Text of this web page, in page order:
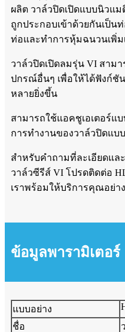
ผลิต วาล์วปิดเปิดแบบนิวแ
ถูกประกอบเข้าด้วยกันเป็นท่
ท่อและทำการหุ้มฉนวนเพิ่
วาล์วปิดเปิดลมรุ่น VI สาม
ปกรณ์อื่นๆ เพื่อให้ได้ฟังก์
หลายยิ่งขึ้น
สามารถใช้แอคชูเอเตอร์แ
การทำงานของวาล์วปิดแ
สำหรับคำถามที่ละเอียดแล
วาล์วซีรีส์ VI โปรดติดต่อ HL
เราพร้อมให้บริการคุณอย่า
ข้อมูลพารามิเตอร์
แบบอย่าง
ชื่อ